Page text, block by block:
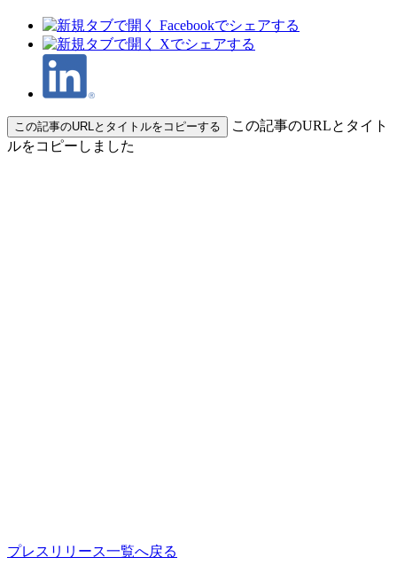
この記事のURLとタイトルをコピーする
この記事のURLとタイト
ルをコピーしました
プレ ス リ リ ース一覧へ戻る